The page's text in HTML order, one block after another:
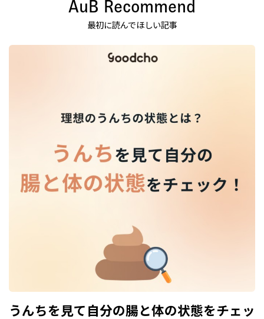
AuB Recommend
最初に読んでほしい記事
うんちを見て自分の腸と体の状態をチェッ